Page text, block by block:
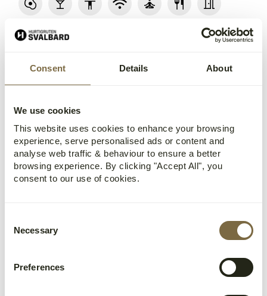
Consent Details About
We use cookies
This website uses cookies to enhance your browsing
experience, serve personalised ads or content and
analyse web traffic & behaviour to ensure a better
browsing experience. By clicking "Accept All", you
consent to our use of cookies.
Selection
Necessary
Preferences